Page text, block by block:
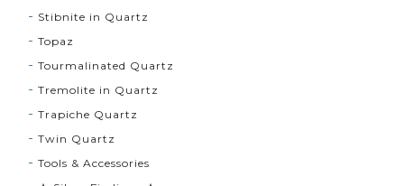
Stibnite in Quartz
Topaz
Tourmalinated Quartz
Tremolite in Quartz
Trapiche Quartz
Twin Quartz
Tools & Accessories